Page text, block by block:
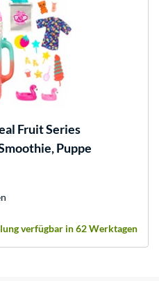
Fruit Series
Puppe
verfügbar in 62 Werktagen